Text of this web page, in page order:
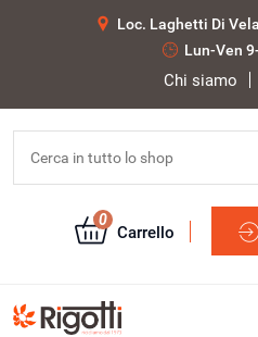
Loc. Laghetti Di
Lun-Ven
Chi siamo
0
Carrello